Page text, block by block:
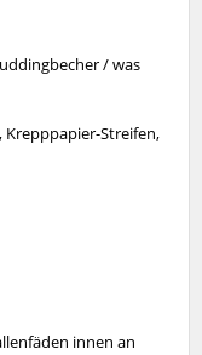
/ was
Krepppapier-Streifen,
innen an